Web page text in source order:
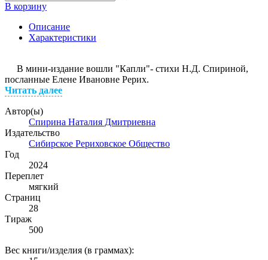
В корзину
Описание
Характеристики
В мини-издание вошли "Капли"- стихи Н.Д. Спириной,
посланные Елене Ивановне Рерих.
Читать далее
Автор(ы)
Спирина Наталия Дмитриевна
Издательство
Сибирское Рериховское Общество
Год
2024
Переплет
мягкий
Страниц
28
Тираж
500
Вес книги/изделия (в граммах):